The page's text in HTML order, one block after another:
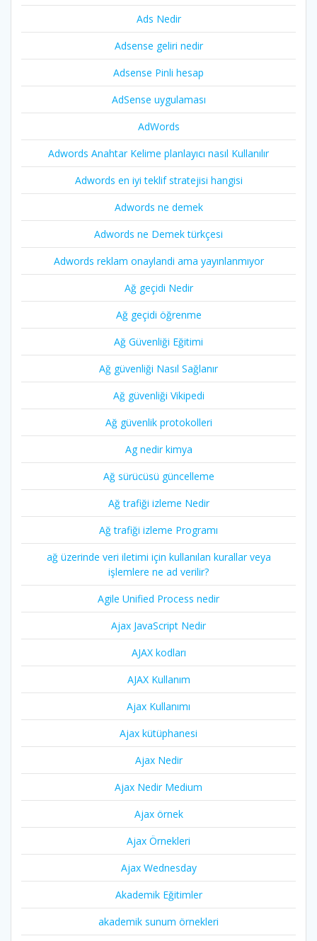
Ads Nedir
Adsense geliri nedir
Adsense Pinli hesap
AdSense uygulaması
AdWords
Adwords Anahtar Kelime planlayıcı nasıl Kullanılır
Adwords en iyi teklif stratejisi hangisi
Adwords ne demek
Adwords ne Demek türkçesi
Adwords reklam onaylandi ama yayınlanmıyor
Ağ geçidi Nedir
Ağ geçidi öğrenme
Ağ Güvenliği Eğitimi
Ağ güvenliği Nasıl Sağlanır
Ağ güvenliği Vikipedi
Ağ güvenlik protokolleri
Ag nedir kimya
Ağ sürücüsü güncelleme
Ağ trafiği izleme Nedir
Ağ trafiği izleme Programı
ağ üzerinde veri iletimi için kullanılan kurallar veya
işlemlere ne ad verilir?
Agile Unified Process nedir
Ajax JavaScript Nedir
AJAX kodları
AJAX Kullanım
Ajax Kullanımı
Ajax kütüphanesi
Ajax Nedir
Ajax Nedir Medium
Ajax örnek
Ajax Örnekleri
Ajax Wednesday
Akademik Eğitimler
akademik sunum örnekleri